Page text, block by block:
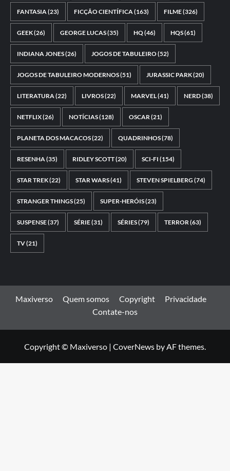
FANTASIA(23) FICÇÃO CIENTÍFICA(163) FILME(326)
GEEK(26) GEORGE LUCAS(35) HQ(46) HQS(61)
INDIANA JONES(26) JOGOS DE TABULEIRO(52)
JOGOS DE TABULEIRO MODERNOS(51) JURASSIC PARK(20)
LITERATURA(22) LIVROS(22) MARVEL(41) NERD(38)
NETFLIX(26) NOTÍCIAS(128) OSCAR(21)
PLANETA DOS MACACOS(22) QUADRINHOS(78)
RESENHA(35) RIDLEY SCOTT(20) SCI-FI (154)
STAR TREK(22) STAR WARS(41) STEVEN SPIELBERG (74)
STRANGER THINGS(25) SUPER-HERÓIS(23)
SUSPENSE(37) SÉRIE(31) SÉRIES(79) TERROR(63)
TV(21)
Maxiverso Quem somos Copyright
Privacidade
Contate-nos
Copyright © Maxiverso | CoverNews by AF themes.